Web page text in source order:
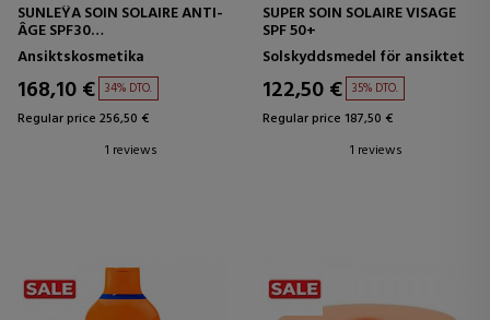
SUNLEŸA SOIN SOLAIRE ANTI-
ÂGE SPF30
SKYDDANDE ANTI-AGING
KRÄM
Ansiktskosmetika
168,10 € 34% DTO.
Regular price 256,50 €
1 reviews
SUPER SOIN SOLAIRE VISAGE
SPF 50+
Solskyddsmedel för ansiktet
122,50 € 35% DTO.
Regular price 187,50 €
1 reviews